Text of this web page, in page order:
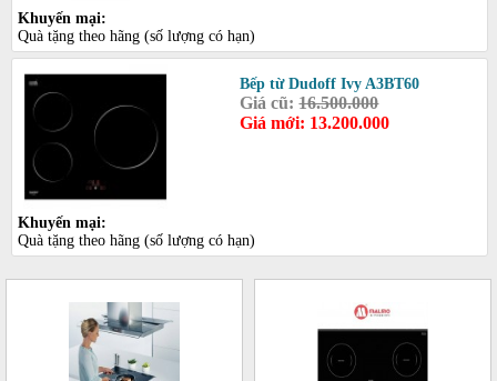
Khuyến mại:
Quà tặng theo hãng (số lượng có hạn)
Bếp từ Dudoff Ivy A3BT60
Giá cũ:16.500.000
Giá mới: 13.200.000
Khuyến mại:
Quà tặng theo hãng (số lượng có hạn)